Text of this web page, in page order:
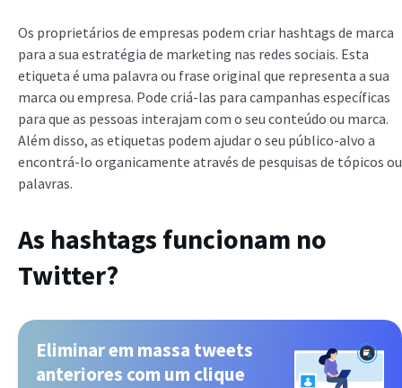
Os proprietários de empresas podem criar hashtags de marca
para a sua estratégia de marketing nas redes sociais. Esta
etiqueta é uma palavra ou frase original que representa a sua
marca ou empresa. Pode criá-las para campanhas específicas
para que as pessoas interajam com o seu conteúdo ou marca.
Além disso, as etiquetas podem ajudar o seu público-alvo a
encontrá-lo organicamente através de pesquisas de tópicos ou
palavras.
As hashtags funcionam no
Twitter?
Eliminar em massa tweets
anteriores com um clique